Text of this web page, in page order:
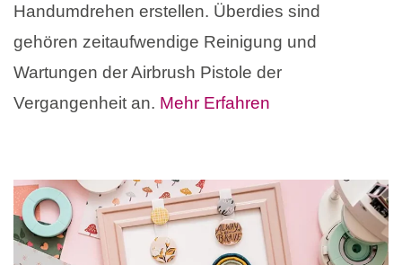
Handumdrehen erstellen. Überdies sind
gehören zeitaufwendige Reinigung und
Wartungen der Airbrush Pistole der
Vergangenheit an. Mehr Erfahren